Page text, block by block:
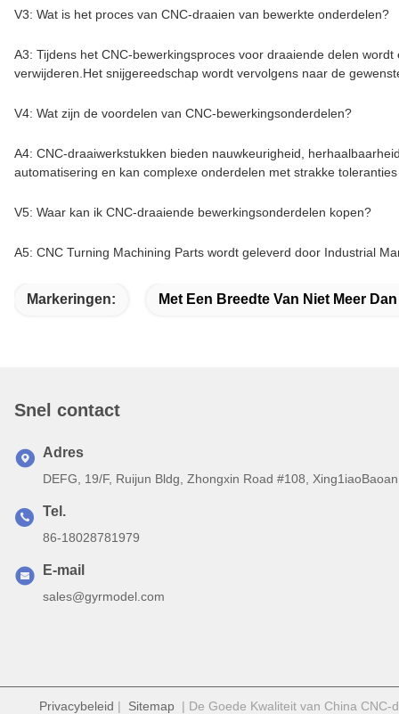
V3: Wat is het proces van CNC-draaien van bewerkte onderdelen?
A3: Tijdens het CNC-bewerkingsproces voor draaiende delen
verwijderen.Het snijgereedschap wordt vervolgens naar de
V4: Wat zijn de voordelen van CNC-bewerkingsonderdelen?
A4: CNC-draaiwerkstukken bieden nauwkeurigheid,
automatisering en kan complexe onderdelen met strakke
V5: Waar kan ik CNC-draaiende bewerkingsonderdelen kopen?
A5: CNC Turning Machining Parts wordt geleverd door Industrial
Markeringen: Met Een Breedte Van Niet Meer
Snel contact
Adres
DEFG, 19/F, Ruijun Bldg, Zhongxin Road #108,
Tel.
86-18028781979
E-mail
sales@gyrmodel.com
Privacybeleid | Sitemap | De Goede Kwaliteit van China